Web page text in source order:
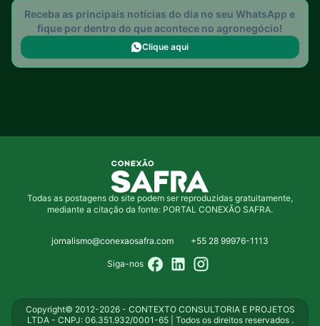
Receba as principais notícias do dia no seu WhatsApp e
fique por dentro do que acontece no agronegócio!
Clique aqui
Todas as postagens do site podem ser reproduzidas gratuitamente,
mediante a citação da fonte: PORTAL CONEXÃO SAFRA.
jornalismo@conexaosafra.com +55 28 99976-1113
Siga-nos
Copyright© 2012-2026 - CONTEXTO CONSULTORIA E PROJETOS
LTDA - CNPJ: 06.351.932/0001-65 | Todos os direitos reservados .